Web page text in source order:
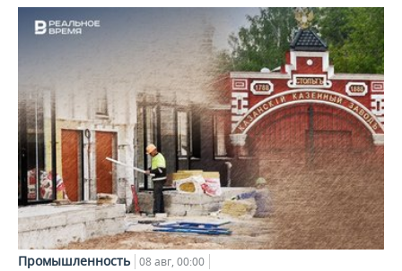
Промышленность 08 авг, 00:00